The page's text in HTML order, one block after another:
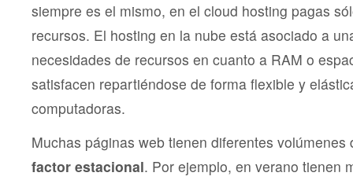
siempre es el mismo, en el cloud hosting pagas
recursos. El hosting en la nube está asociado a
necesidades de recursos en cuanto a RAM o
satisfacen repartiéndose de forma flexible y
computadoras.
Muchas páginas web tienen diferentes
factor estacional. Por ejemplo, en verano tienen